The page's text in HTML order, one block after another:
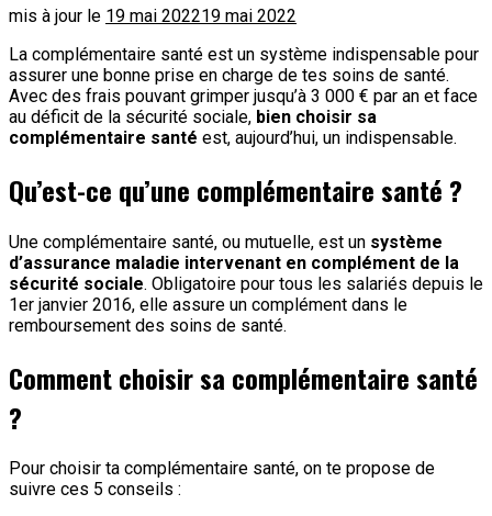
mis à jour le 19 mai 202219 mai 2022
La complémentaire santé est un système indispensable pour
assurer une bonne prise en charge de tes soins de santé.
Avec des frais pouvant grimper jusqu’à 3 000 € par an et face
au déficit de la sécurité sociale, bien choisir sa
complémentaire santé est, aujourd’hui, un indispensable.
Qu’est-ce qu’une complémentaire santé ?
Une complémentaire santé, ou mutuelle, est un système
d’assurance maladie intervenant en complément de la
sécurité sociale. Obligatoire pour tous les salariés depuis le
1er janvier 2016, elle assure un complément dans le
remboursement des soins de santé.
Comment choisir sa complémentaire santé
?
Pour choisir ta complémentaire santé, on te propose de
suivre ces 5 conseils :